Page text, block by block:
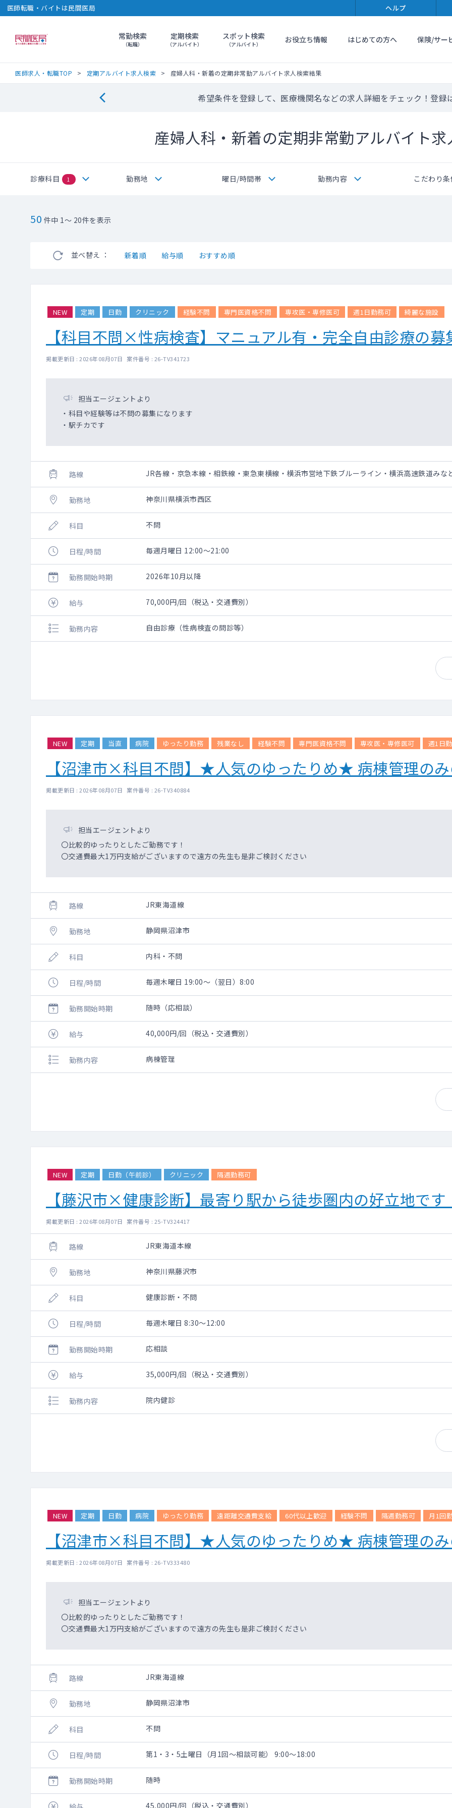
医師転職・バイトは民間医局 ヘルプ
民間医局常勤検索
（転職）
定期検索
（アルバイト）
スポット検索
（アルバイト） お役立ち情報 はじめての方へ 保険/サー
医師求人・転職TOP 定期アルバイト求人検索 産婦人科・新着の定期非常勤アルバイト求人検索結果
希望条件を登録して、医療機関名などの求人詳細をチェック！登録
産婦人科・新着の定期非常勤アルバイト
診療科目 1 勤務地 曜日/時間帯 勤務内容 こだわり
50 件中 1～ 20件を表示
並べ替え ： 新着順 給与順 おすすめ順
NEW 定期 日勤 クリニック 経験不問 専門医資格不問 専攻医・専修医可 週1日勤務可 綺麗な施設
【科目不問×性病検査】マニュアル有・完全自由診療の募
掲載更新日 : 2026年08月07日 案件番号 : 26-TV341723
担当エージェントより
・科目や経験等は不問の募集になります
・駅チカです
路線 JR各線・京急本線・相鉄線・東急東横線・横浜市営地下鉄ブルーライン・横浜高速鉄道みな
勤務地 神奈川県横浜市西区
科目 不問
日程/時間 毎週月曜日 12:00～21:00
勤務開始時期 2026年10月以降
給与 70,000円/回（税込・交通費別）
勤務内容 自由診療（性病検査の問診等）
NEW 定期 当直 病院 ゆったり勤務 残業なし 経験不問 専門医資格不問 専攻医・専修医可 週1日
【沼津市×科目不問】★人気のゆったりめ★ 病棟管理の
掲載更新日 : 2026年08月07日 案件番号 : 26-TV340884
担当エージェントより
〇比較的ゆったりとしたご勤務です！
〇交通費最大1万円支給がございますので遠方の先生も是非ご検討ください
路線 JR東海道線
勤務地 静岡県沼津市
科目 内科・不問
日程/時間 毎週木曜日 19:00～（翌日）8:00
勤務開始時期 随時（応相談）
給与 40,000円/回（税込・交通費別）
勤務内容 病棟管理
NEW 定期 日勤（午前診） クリニック 隔週勤務可
【藤沢市×健康診断】最寄り駅から徒歩圏内の好立地です
掲載更新日 : 2026年08月07日 案件番号 : 25-TV324417
路線 JR東海道本線
勤務地 神奈川県藤沢市
科目 健康診断・不問
日程/時間 毎週木曜日 8:30～12:00
勤務開始時期 応相談
給与 35,000円/回（税込・交通費別）
勤務内容 院内健診
NEW 定期 日勤 病院 ゆったり勤務 遠距離交通費支給 60代以上歓迎 経験不問 隔週勤務可 月1回
【沼津市×科目不問】★人気のゆったりめ★ 病棟管理の
掲載更新日 : 2026年08月07日 案件番号 : 26-TV333480
担当エージェントより
〇比較的ゆったりとしたご勤務です！
〇交通費最大1万円支給がございますので遠方の先生も是非ご検討ください
路線 JR東海道線
勤務地 静岡県沼津市
科目 不問
日程/時間 第1・3・5土曜日（月1回～相談可能） 9:00～18:00
勤務開始時期 随時
45,000円/回（税込・交通費別）